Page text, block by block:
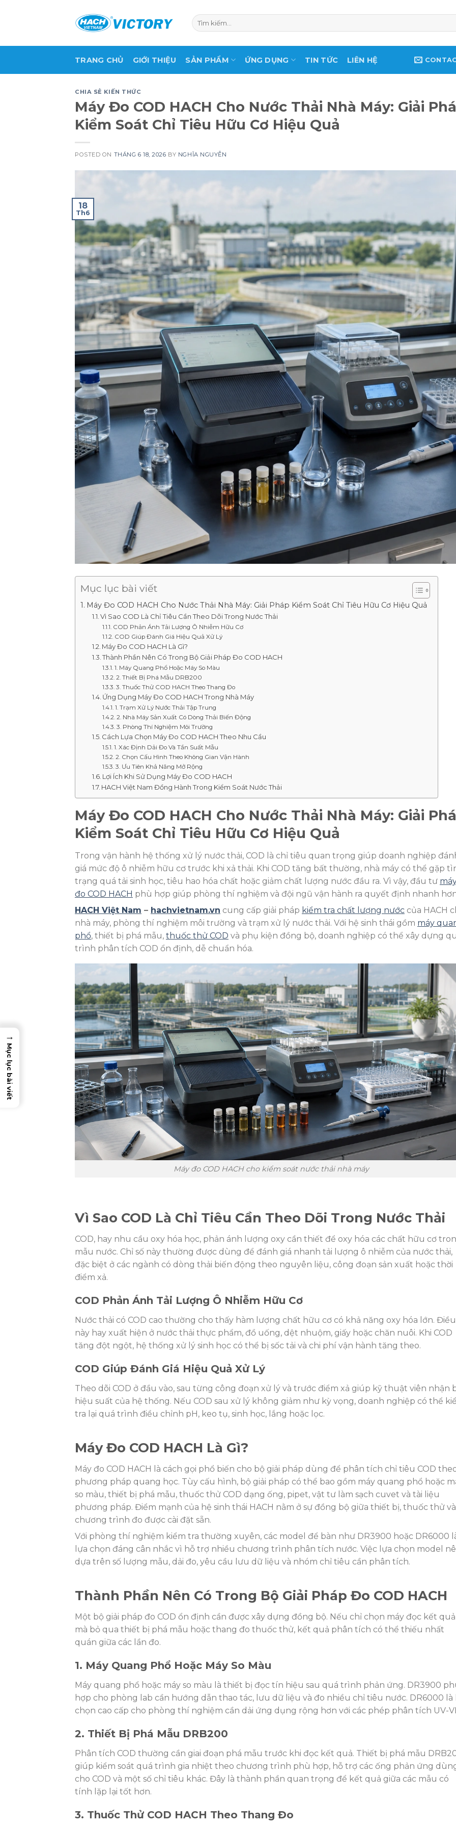
Tìm
kiếm:
TRANG CHỦ GIỚI THIỆU SẢN PHẨM ỨNG DỤNG TIN TỨC LIÊN HỆ
CHIA SẺ KIẾN THỨC
Máy Đo COD HACH Cho Nước Thải Nhà Máy: Giải
Kiểm Soát Chỉ Tiêu Hữu Cơ Hiệu Quả
POSTED ON THÁNG 6 18, 2026 BY NGHĨA NGUYỄN
18
Th6
Mục lục bài viết
Máy Đo COD HACH Cho Nước Thải Nhà Máy: Giải Pháp Kiểm Soát Chỉ Tiêu Hữu Cơ Hiệu Quả
Vì Sao COD Là Chỉ Tiêu Cần Theo Dõi Trong Nước Thải
COD Phản Ánh Tải Lượng Ô Nhiễm Hữu Cơ
COD Giúp Đánh Giá Hiệu Quả Xử Lý
Máy Đo COD HACH Là Gì?
Thành Phần Nên Có Trong Bộ Giải Pháp Đo COD HACH
1. Máy Quang Phổ Hoặc Máy So Màu
2. Thiết Bị Phá Mẫu DRB200
3. Thuốc Thử COD HACH Theo Thang Đo
Ứng Dụng Máy Đo COD HACH Trong Nhà Máy
1. Trạm Xử Lý Nước Thải Tập Trung
2. Nhà Máy Sản Xuất Có Dòng Thải Biến Động
3. Phòng Thí Nghiệm Môi Trường
Cách Lựa Chọn Máy Đo COD HACH Theo Nhu Cầu
1. Xác Định Dải Đo Và Tần Suất Mẫu
2. Chọn Cấu Hình Theo Không Gian Vận Hành
3. Ưu Tiên Khả Năng Mở Rộng
Lợi Ích Khi Sử Dụng Máy Đo COD HACH
HACH Việt Nam Đồng Hành Trong Kiểm Soát Nước Thải
Máy Đo COD HACH Cho Nước Thải Nhà Máy: Giải
Kiểm Soát Chỉ Tiêu Hữu Cơ Hiệu Quả
Trong vận hành hệ thống xử lý nước thải, COD là chỉ tiêu quan trọng giúp doanh nghiệp
giá mức độ ô nhiễm hữu cơ trước khi xả thải. Khi COD tăng bất thường, nhà máy có thể gặp
trạng quá tải sinh học, tiêu hao hóa chất hoặc giảm chất lượng nước đầu ra. Vì vậy, đầu tư
đo COD HACH phù hợp giúp phòng thí nghiệm và đội ngũ vận hành ra quyết định nhanh
HACH Việt Nam – hachvietnam.vn cung cấp giải pháp kiểm tra chất lượng nước của HACH
nhà máy, phòng thí nghiệm môi trường và trạm xử lý nước thải. Với hệ sinh thái gồm máy
phổ, thiết bị phá mẫu, thuốc thử COD và phụ kiện đồng bộ, doanh nghiệp có thể xây dựng
trình phân tích COD ổn định, dễ chuẩn hóa.
Máy đo COD HACH cho kiểm soát nước thải nhà máy
Vì Sao COD Là Chỉ Tiêu Cần Theo Dõi Trong Nước Thải
COD, hay nhu cầu oxy hóa học, phản ánh lượng oxy cần thiết để oxy hóa các chất hữu cơ
mẫu nước. Chỉ số này thường được dùng để đánh giá nhanh tải lượng ô nhiễm của nước thải,
đặc biệt ở các ngành có dòng thải biến động theo nguyên liệu, công đoạn sản xuất hoặc thời
điểm xả.
COD Phản Ánh Tải Lượng Ô Nhiễm Hữu Cơ
Nước thải có COD cao thường cho thấy hàm lượng chất hữu cơ có khả năng oxy hóa lớn. Điều
này hay xuất hiện ở nước thải thực phẩm, đồ uống, dệt nhuộm, giấy hoặc chăn nuôi. Khi COD
tăng đột ngột, hệ thống xử lý sinh học có thể bị sốc tải và chi phí vận hành tăng theo.
COD Giúp Đánh Giá Hiệu Quả Xử Lý
Theo dõi COD ở đầu vào, sau từng công đoạn xử lý và trước điểm xả giúp kỹ thuật viên nhận
hiệu suất của hệ thống. Nếu COD sau xử lý không giảm như kỳ vọng, doanh nghiệp có thể
tra lại quá trình điều chỉnh pH, keo tụ, sinh học, lắng hoặc lọc.
Máy Đo COD HACH Là Gì?
Máy đo COD HACH là cách gọi phổ biến cho bộ giải pháp dùng để phân tích chỉ tiêu COD
phương pháp quang học. Tùy cấu hình, bộ giải pháp có thể bao gồm máy quang phổ hoặc
so màu, thiết bị phá mẫu, thuốc thử COD dạng ống, pipet, vật tư làm sạch cuvet và tài liệu
phương pháp. Điểm mạnh của hệ sinh thái HACH nằm ở sự đồng bộ giữa thiết bị, thuốc thử và
chương trình đo được cài đặt sẵn.
Với phòng thí nghiệm kiểm tra thường xuyên, các model để bàn như DR3900 hoặc DR6000
lựa chọn đáng cân nhắc vì hỗ trợ nhiều chương trình phân tích nước. Việc lựa chọn model
dựa trên số lượng mẫu, dải đo, yêu cầu lưu dữ liệu và nhóm chỉ tiêu cần phân tích.
Thành Phần Nên Có Trong Bộ Giải Pháp Đo COD HACH
Một bộ giải pháp đo COD ổn định cần được xây dựng đồng bộ. Nếu chỉ chọn máy đọc kết quả
mà bỏ qua thiết bị phá mẫu hoặc thang đo thuốc thử, kết quả phân tích có thể thiếu nhất
quán giữa các lần đo.
1. Máy Quang Phổ Hoặc Máy So Màu
Máy quang phổ hoặc máy so màu là thiết bị đọc tín hiệu sau quá trình phản ứng. DR3900
hợp cho phòng lab cần hướng dẫn thao tác, lưu dữ liệu và đo nhiều chỉ tiêu nước. DR6000 là
chọn cao cấp cho phòng thí nghiệm cần dải ứng dụng rộng hơn với các phép phân tích UV-
2. Thiết Bị Phá Mẫu DRB200
Phân tích COD thường cần giai đoạn phá mẫu trước khi đọc kết quả. Thiết bị phá mẫu
giúp kiểm soát quá trình gia nhiệt theo chương trình phù hợp, hỗ trợ các ống phản ứng
cho COD và một số chỉ tiêu khác. Đây là thành phần quan trọng để kết quả giữa các mẫu có
tính lặp lại tốt hơn.
3. Thuốc Thử COD HACH Theo Thang Đo
→
Mục lục bài viết